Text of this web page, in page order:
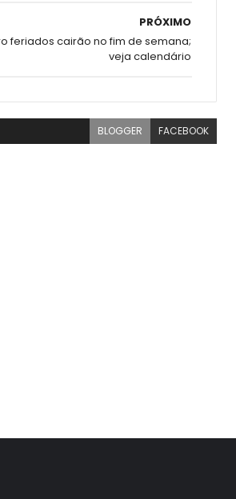
PRÓXIMO
feriados cairão no fim de semana;
veja calendário
BLOGGER FACEBOOK